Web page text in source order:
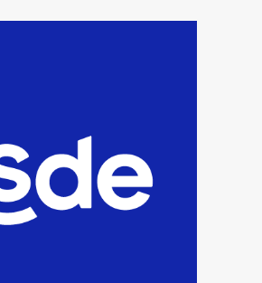
La Bolsa de Cereales de
que intentaron evadir a
la Policía fueron
detenidos por
comercialización de
drogas en la tarde del
sábado